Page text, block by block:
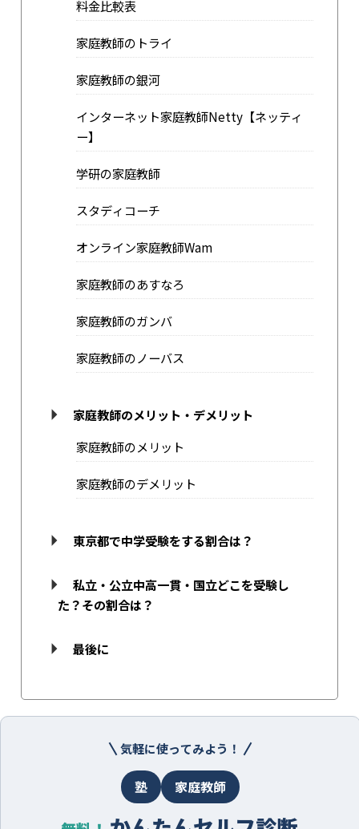
料金比較表
家庭教師のトライ
家庭教師の銀河
インターネット家庭教師Netty【ネッティ
ー】
学研の家庭教師
スタディコーチ
オンライン家庭教師Wam
家庭教師のあすなろ
家庭教師のガンバ
家庭教師のノーバス
家庭教師のメリット・デメリット
家庭教師のメリット
家庭教師のデメリット
東京都で中学受験をする割合は？
私立・公立中高一貫・国立どこを受験し
た？その割合は？
最後に
気軽に使ってみよう！
塾 家庭教師